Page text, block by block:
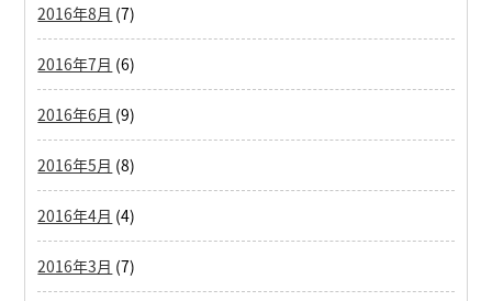
2016年8月 (7)
2016年7月 (6)
2016年6月 (9)
2016年5月 (8)
2016年4月 (4)
2016年3月 (7)